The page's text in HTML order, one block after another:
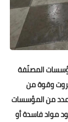
المصنّفة
وقوة من
عدد من المؤسسات
مواد فاسدة أو